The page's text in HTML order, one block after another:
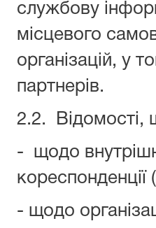
службову
місцевого
організацій, у
партнерів.
2.2. Відомості,
- щодо
- щодо